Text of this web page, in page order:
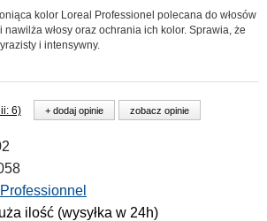
kolor Loreal Professionel polecana do włosów
włosy oraz ochrania ich kolor. Sprawia, że
i intensywny.
6) + dodaj opinie zobacz opinie
ilość (wysyłka w 24h)